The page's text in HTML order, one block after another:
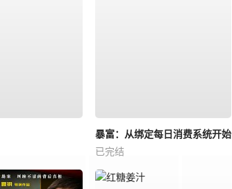
暴富：从绑定每日消费系统开始
已完结